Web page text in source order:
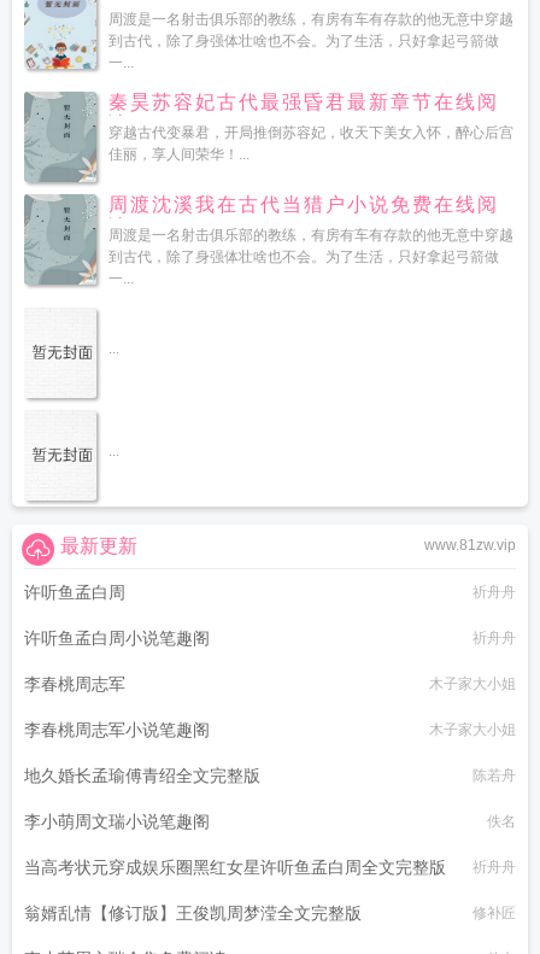
周渡是一名射击俱乐部的教练，有房有车有存款的他无意中穿越
到古代，除了身强体壮啥也不会。为了生活，只好拿起弓箭做
一...
秦昊苏容妃古代最强昏君最新章节在线阅
读
穿越古代变暴君，开局推倒苏容妃，收天下美女入怀，醉心后宫
佳丽，享人间荣华！...
周渡沈溪我在古代当猎户小说免费在线阅
读
周渡是一名射击俱乐部的教练，有房有车有存款的他无意中穿越
到古代，除了身强体壮啥也不会。为了生活，只好拿起弓箭做
一...
...
...
www.81zw.vip
最新更新
许听鱼孟白周 祈舟舟
许听鱼孟白周小说笔趣阁 祈舟舟
李春桃周志军 木子家大小姐
李春桃周志军小说笔趣阁 木子家大小姐
地久婚长孟瑜傅青绍全文完整版 陈若舟
李小萌周文瑞小说笔趣阁 佚名
当高考状元穿成娱乐圈黑红女星许听鱼孟白周全文完整版 祈舟舟
翁婿乱情【修订版】王俊凯周梦滢全文完整版 修补匠